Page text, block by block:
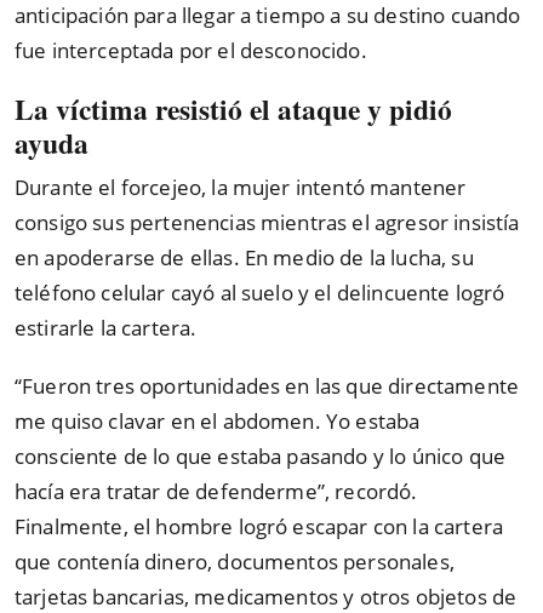
anticipación para llegar a tiempo a su destino cuando
fue interceptada por el desconocido.
La víctima resistió el ataque y pidió
ayuda
Durante el forcejeo, la mujer intentó mantener
consigo sus pertenencias mientras el agresor insistía
en apoderarse de ellas. En medio de la lucha, su
teléfono celular cayó al suelo y el delincuente logró
estirarle la cartera.
“Fueron tres oportunidades en las que directamente
me quiso clavar en el abdomen. Yo estaba
consciente de lo que estaba pasando y lo único que
hacía era tratar de defenderme”, recordó.
Finalmente, el hombre logró escapar con la cartera
que contenía dinero, documentos personales,
tarjetas bancarias, medicamentos y otros objetos de